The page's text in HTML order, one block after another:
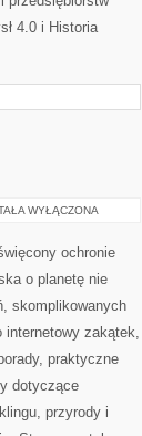
4.0 i Historia
WYŁĄCZONA
ochronie
o planetę nie
skomplikowanych
zakątek,
praktyczne
dotyczące
przyrody i